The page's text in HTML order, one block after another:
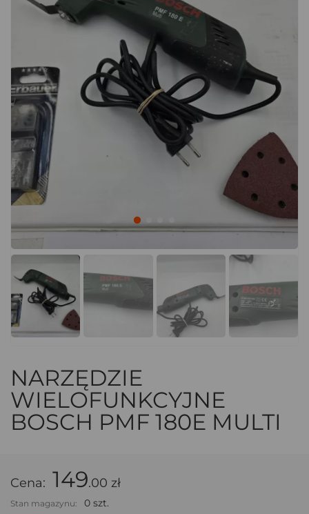
NARZĘDZIE
WIELOFUNKCYJNE
BOSCH PMF 180E MULTI
Cena: 149.00 zł
Stan magazynu: 0 szt.